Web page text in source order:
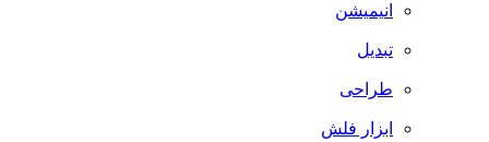
انیمیشن
تبدیل
طراحی
ابزار فلش